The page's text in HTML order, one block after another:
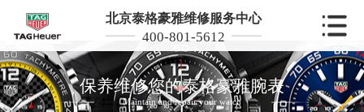
北京泰格豪雅维修服务中心
400-801-5612
保养维修您的泰格豪雅腕表
Maintain and repair your watch